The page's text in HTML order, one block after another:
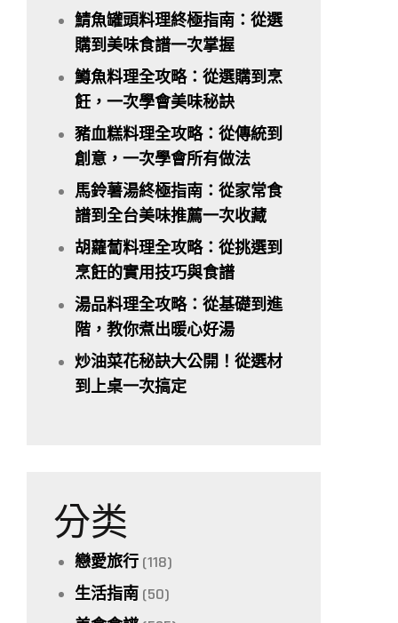
鯖魚罐頭料理終極指南：從選
購到美味食譜一次掌握
鱒魚料理全攻略：從選購到烹
飪，一次學會美味秘訣
豬血糕料理全攻略：從傳統到
創意，一次學會所有做法
馬鈴薯湯終極指南：從家常食
譜到全台美味推薦一次收藏
胡蘿蔔料理全攻略：從挑選到
烹飪的實用技巧與食譜
湯品料理全攻略：從基礎到進
階，教你煮出暖心好湯
炒油菜花秘訣大公開！從選材
到上桌一次搞定
分类
戀愛旅行 (118)
生活指南 (50)